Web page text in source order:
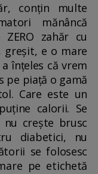
conțin multe
mănâncă
zahăr cu
greșit, e o mare
înțeles că vrem
pe piață o gamă
Care este un
calorii. Se
crește brusc
diabetici, nu
se folosesc
pe etichetă